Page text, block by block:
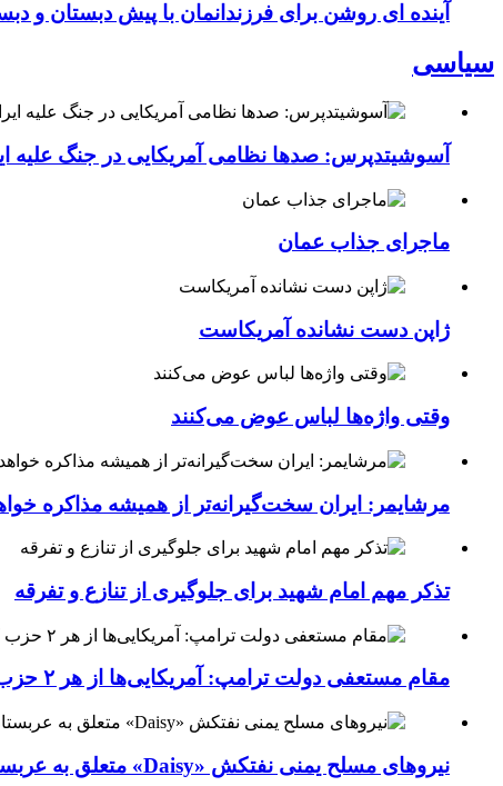
آینده ای روشن برای فرزندانمان با پیش دبستان و
سیاسی
آسوشیتدپرس: صدها نظامی آمریکایی در جنگ علیه
ماجرای جذاب عمان
ژاپن دست نشانده آمریکاست
وقتی واژه‌ها لباس عوض می‌کنند
مرشایمر: ایران سخت‌گیرانه‌تر از همیشه مذاکره
تذکر مهم امام شهید برای جلوگیری از تنازع و تفرقه
مقام مستعفی دولت ترامپ: آمریکایی‌ها از هر ۲ حزب کشور خسته شده‌اند
نیروهای مسلح یمنی نفتکش «Daisy» متعلق به عربستان سعودی را با موشک بالستیک هدف قرار داده‌اند